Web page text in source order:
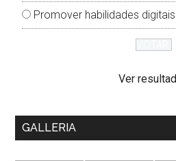
Promover habilidades
Ver
GALLERIA